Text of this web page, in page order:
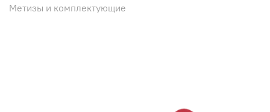
Метизы и комплектующие